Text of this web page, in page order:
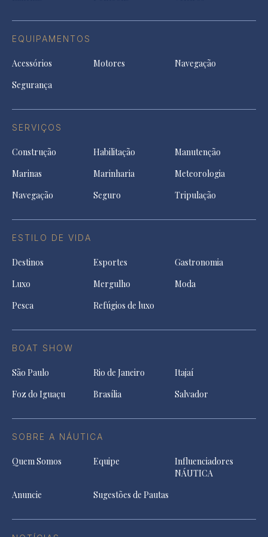
EQUIPAMENTOS
Acessórios Motores
Navegação
Segurança
SERVIÇOS
Construção Habilitação
Manutenção
Marinas
Marinharia
Meteorologia
Navegação
Seguro Tripulação
ESTILO DE VIDA
Destinos Esportes
Gastronomia
Luxo
Mergulho
Moda
Pesca
Refúgios de luxo
BOAT SHOW
São Paulo Rio de Janeiro
Itajaí
Foz do Iguaçu
Brasília Salvador
SOBRE A NÁUTICA
Quem Somos Equipe
Influenciadores
NÁUTICA
Anuncie
Sugestões de Pautas